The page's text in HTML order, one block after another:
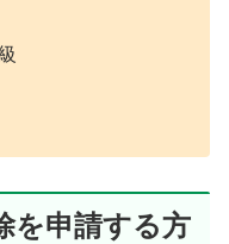
を申請する方